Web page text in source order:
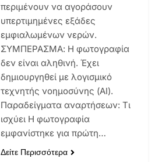
περιμένουν να αγοράσουν
υπερτιμημένες εξάδες
εμφιαλωμένων νερών.
ΣΥΜΠΕΡΑΣΜΑ: Η φωτογραφία
δεν είναι αληθινή. Έχει
δημιουργηθεί με λογισμικό
τεχνητής νοημοσύνης (AI).
Παραδείγματα αναρτήσεων: Τι
ισχύει Η φωτογραφία
εμφανίστηκε για πρώτη…
Δείτε Περισσότερα